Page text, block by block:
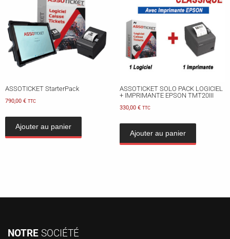
ASSOTICKET StarterPack
790,00 € TTC
Ajouter au panier
ASSOTICKET SOLO PACK LOGICIEL
+ IMPRIMANTE EPSON TMT20III
330,00 € TTC
Ajouter au panier
NOTRE SOCIÉTÉ